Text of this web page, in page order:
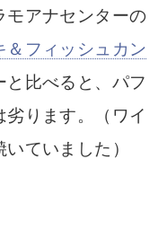
モアナセンターの
＆フィッシュカン
比べると、パフ
劣ります。（ワイ
ていました）